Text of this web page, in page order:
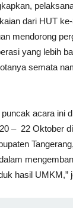
dari HUT
mendorong
yang lebih
semata
acara ini
– 22 Oktober
hasil UMKM,”